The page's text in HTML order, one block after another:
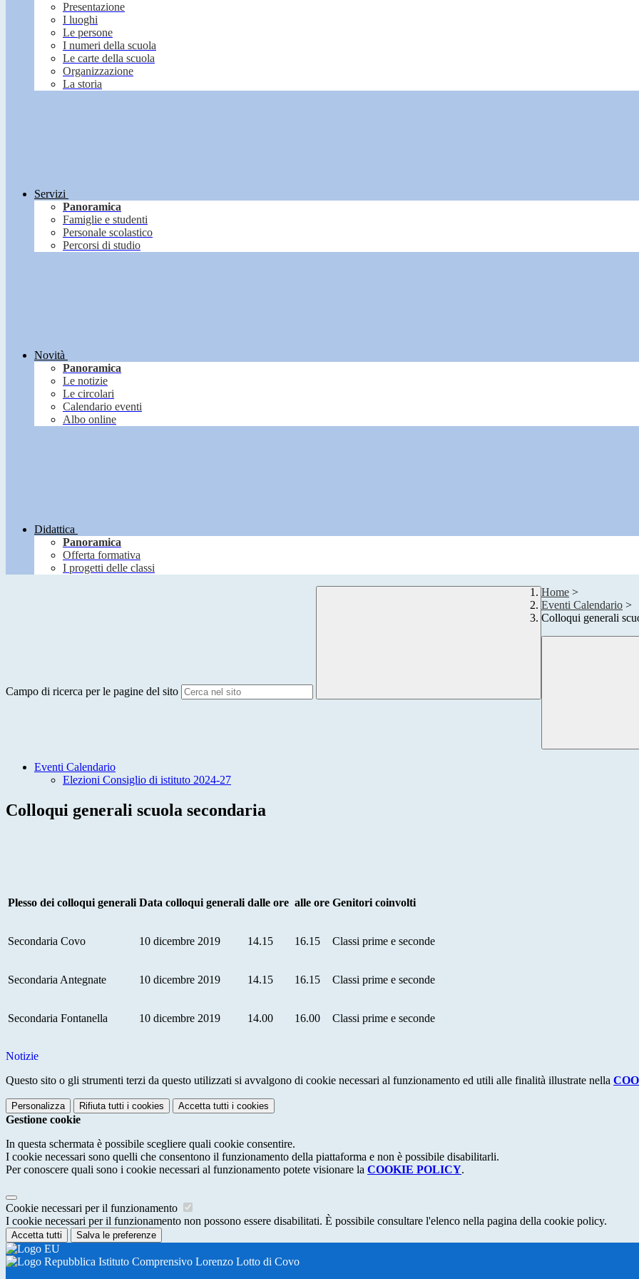
Presentazione
I luoghi
Le persone
I numeri della scuola
Le carte della scuola
Organizzazione
La storia
Servizi
Panoramica
Famiglie e studenti
Personale scolastico
Percorsi di studio
Novità
Panoramica
Le notizie
Le circolari
Calendario eventi
Albo online
Didattica
Panoramica
Offerta formativa
I progetti delle classi
Campo di ricerca per le pagine del sito
Home >
Eventi Calendario >
Colloqui generali
Eventi Calendario
Elezioni Consiglio di istituto 2024-27
Colloqui generali scuola secondaria
Plesso dei colloqui generali Data colloqui generali dalle ore alle ore Genitori coinvolti
Secondaria Covo 10 dicembre 2019 14.15 16.15 Classi prime e seconde
Secondaria Antegnate 10 dicembre 2019 14.15 16.15 Classi prime e seconde
Secondaria Fontanella 10 dicembre 2019 14.00 16.00 Classi prime e seconde
Notizie
Questo sito o gli strumenti terzi da questo utilizzati si avvalgono di cookie necessari al funzionamento ed utili alle finalità illustrate nella
Personalizza Rifiuta tutti i cookies Accetta tutti i cookies
Gestione cookie
In questa schermata è possibile scegliere quali cookie consentire.
I cookie necessari sono quelli che consentono il funzionamento della piattaforma e non è possibile disabilitarli.
Per conoscere quali sono i cookie necessari al funzionamento potete visionare la COOKIE POLICY.
Cookie necessari per il funzionamento
I cookie necessari per il funzionamento non possono essere disabilitati. È possibile consultare l'elenco nella pagina della cookie policy.
Accetta tutti Salva le preferenze
Istituto Comprensivo Lorenzo Lotto di Covo